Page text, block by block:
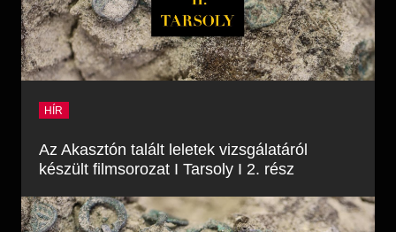
Az Akasztón talált leletek vizsgálatáról
készült filmsorozat I Tarsoly I 2. rész
HÍR